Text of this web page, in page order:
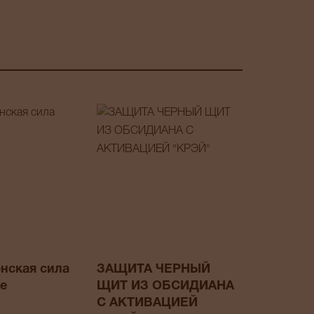
сила
ЗАЩИТА ЧЕРНЫЙ
ЩИТ ИЗ ОБСИДИАНА
С АКТИВАЦИЕЙ